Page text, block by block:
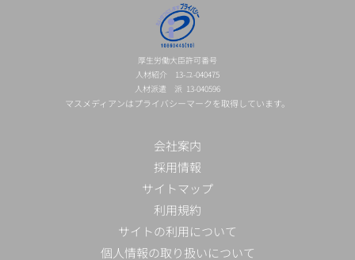
厚生労働大臣許可番号
人材紹介 13-ユ-040475
人材派遣 派 13-040596
マスメディアンはプライバシーマークを取得しています。
会社案内
採用情報
サイトマップ
利用規約
サイトの利用について
個人情報の取り扱いについて